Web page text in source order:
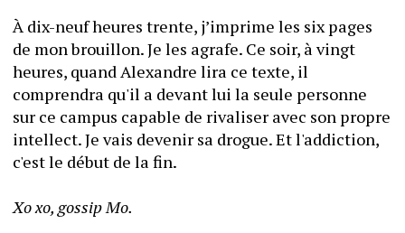
À dix-neuf heures trente, j’imprime les six pages
de mon brouillon. Je les agrafe. Ce soir, à vingt
heures, quand Alexandre lira ce texte, il
comprendra qu'il a devant lui la seule personne
sur ce campus capable de rivaliser avec son propre
intellect. Je vais devenir sa drogue. Et l'addiction,
Xo xo, gossip Mo.